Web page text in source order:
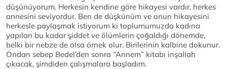
düşünüyorum. Herkesin kendine göre hikayesi vardır, herkes
annesini seviyordur. Ben de düşkünüm ve onun hikayesini
herkesle paylaşmak istiyorum ki toplumumuzda kadına
yapılan bu kadar şiddet ve ölümlerin çoğaldığı dönemde,
belki bir nebze de olsa örnek olur. Birilerinin kalbine dokunur.
Ondan sebep Bedel’den sonra “Annem” kitabı inşallah
çıkacak, şimdiden çalışmalara başladım.